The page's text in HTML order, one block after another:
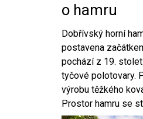
o hamru
Dobřívský horní
postavena
pochází z 19.
tyčové polotovary.
výrobu těžkého
Prostor hamru se